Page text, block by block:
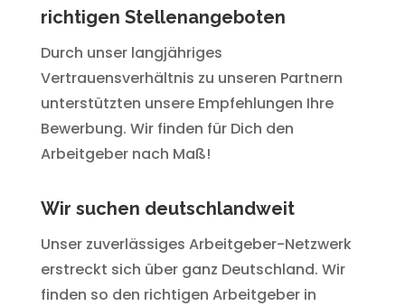
richtigen Stellenangeboten
Durch unser langjähriges
Vertrauensverhältnis zu unseren Partnern
unterstützten unsere Empfehlungen Ihre
Bewerbung. Wir finden für Dich den
Arbeitgeber nach Maß!
Wir suchen deutschlandweit
Unser zuverlässiges Arbeitgeber-Netzwerk
erstreckt sich über ganz Deutschland. Wir
finden so den richtigen Arbeitgeber in